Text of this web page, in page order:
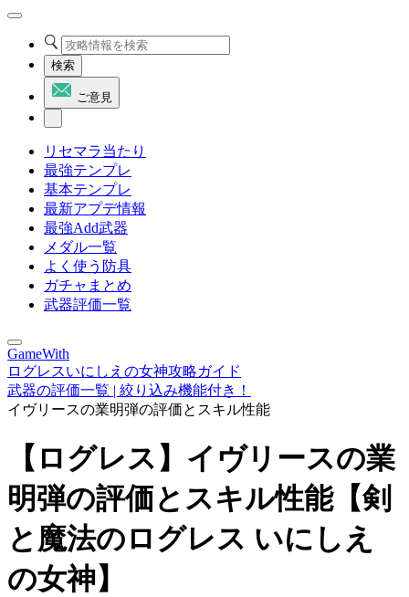
検索
ご意見
リセマラ当たり
最強テンプレ
基本テンプレ
最新アプデ情報
最強Add武器
メダル一覧
よく使う防具
ガチャまとめ
武器評価一覧
GameWith
ログレスいにしえの女神攻略ガイド
武器の評価一覧 | 絞り込み機能付き！
イヴリースの業明弾の評価とスキル性能
【ログレス】イヴリースの業
明弾の評価とスキル性能【剣
と魔法のログレス いにしえ
の女神】